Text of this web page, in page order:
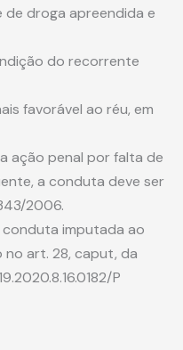
de droga apreendida e
do recorrente
favorável ao réu, em
ação penal por falta de
a conduta deve ser
2006.
imputada ao
no art. 28, caput, da
P